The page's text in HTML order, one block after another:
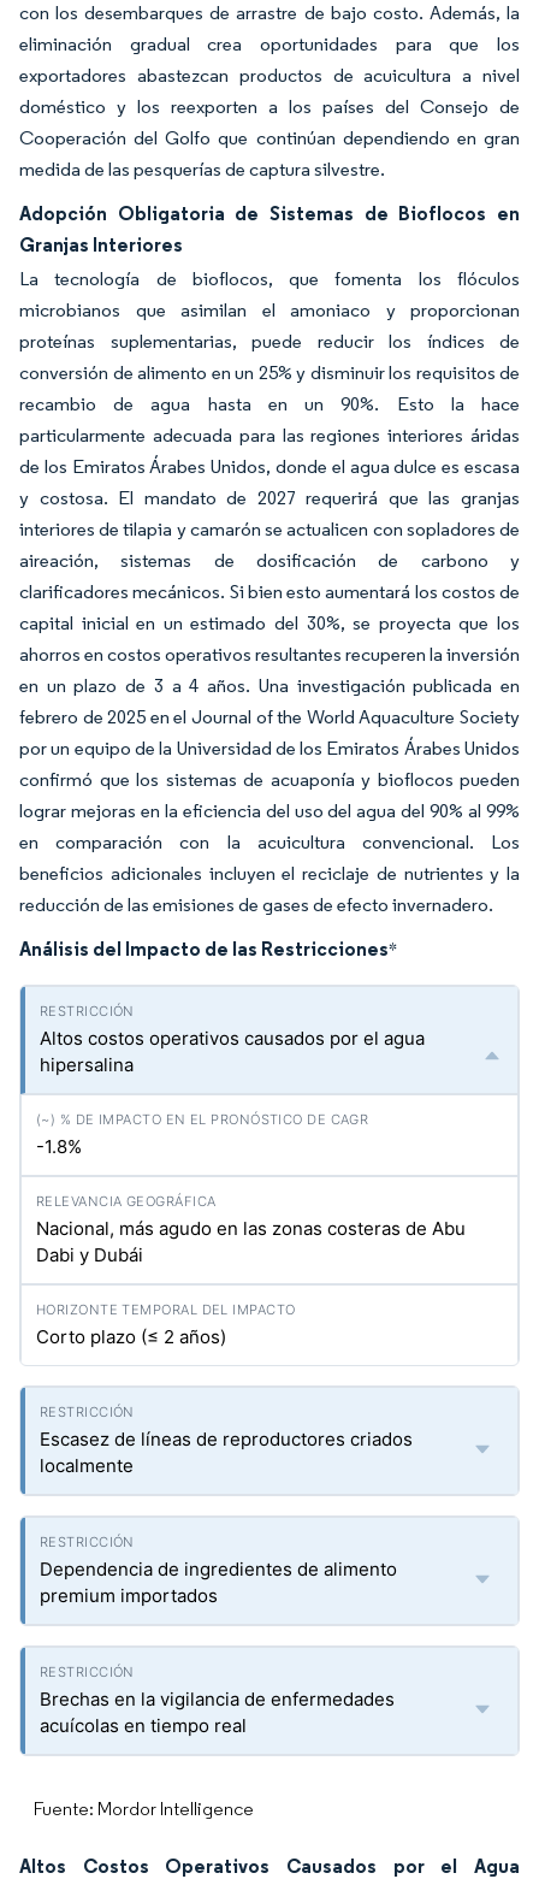
con los desembarques de arrastre de bajo costo. Además, la
eliminación gradual crea oportunidades para que los
exportadores abastezcan productos de acuicultura a nivel
doméstico y los reexporten a los países del Consejo de
Cooperación del Golfo que continúan dependiendo en gran
medida de las pesquerías de captura silvestre.
Adopción Obligatoria de Sistemas de Bioflocos en
Granjas Interiores
La tecnología de bioflocos, que fomenta los flóculos
microbianos que asimilan el amoniaco y proporcionan
proteínas suplementarias, puede reducir los índices de
conversión de alimento en un 25% y disminuir los requisitos de
recambio de agua hasta en un 90%. Esto la hace
particularmente adecuada para las regiones interiores áridas
de los Emiratos Árabes Unidos, donde el agua dulce es escasa
y costosa. El mandato de 2027 requerirá que las granjas
interiores de tilapia y camarón se actualicen con sopladores de
aireación, sistemas de dosificación de carbono y
clarificadores mecánicos. Si bien esto aumentará los costos de
capital inicial en un estimado del 30%, se proyecta que los
ahorros en costos operativos resultantes recuperen la inversión
en un plazo de 3 a 4 años. Una investigación publicada en
febrero de 2025 en el Journal of the World Aquaculture Society
por un equipo de la Universidad de los Emiratos Árabes Unidos
confirmó que los sistemas de acuaponía y bioflocos pueden
lograr mejoras en la eficiencia del uso del agua del 90% al 99%
en comparación con la acuicultura convencional. Los
beneficios adicionales incluyen el reciclaje de nutrientes y la
reducción de las emisiones de gases de efecto invernadero.
Análisis del Impacto de las Restricciones*
Altos costos operativos causados por el agua
hipersalina
-1.8%
Nacional, más agudo en las zonas costeras de Abu
Dabi y Dubái
Corto plazo (≤ 2 años)
Escasez de líneas de reproductores criados
localmente
Dependencia de ingredientes de alimento
premium importados
Brechas en la vigilancia de enfermedades
acuícolas en tiempo real
Fuente: Mordor Intelligence
Altos Costos Operativos Causados por el Agua